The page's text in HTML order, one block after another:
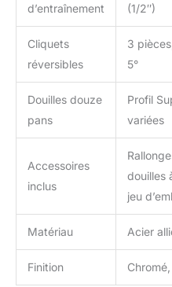
d’entraînement
(1/2″)
Cliquets
réversibles
3
5°
Douilles douze
pans
Profil
variées
Accessoires
inclus
douilles
jeu
Matériau Acier
Finition